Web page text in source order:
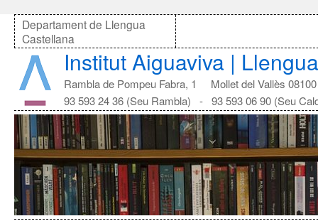
Departament de Llengua
Castellana
Institut Aiguaviva |
Rambla de Pompeu Fabra, 1 Mollet del Vallès 08100
93 593 24 36 (Seu Rambla) - 93 593 06 90 (Seu